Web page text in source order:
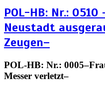
POL-HB: Nr.:
Neustadt
Zeugen–
POL-HB: Nr.:
Messer verletzt–